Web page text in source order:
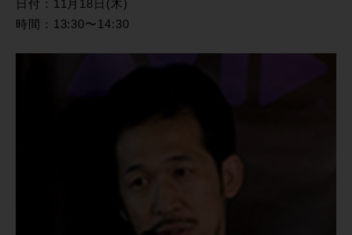
日付：11月18日(木)
時間：13:30〜14:30